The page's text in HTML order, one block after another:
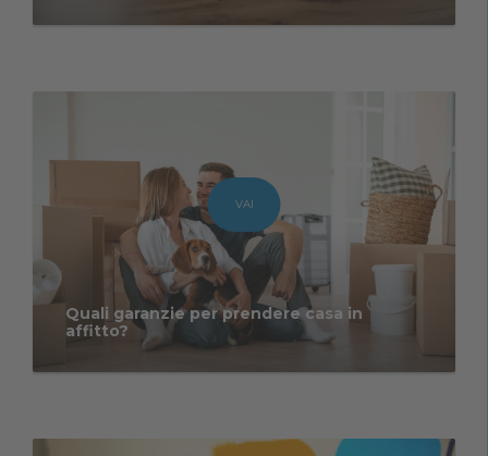
Quali garanzie per prendere casa in
affitto?
VAI